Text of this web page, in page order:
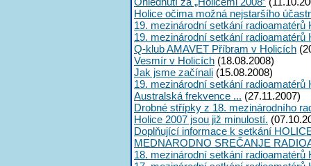
Holice očima možná nejstaršího
19. mezinárodní setkání radioamatérů
19. mezinárodní setkání
Q-klub AMAVET Příbram v Holicích
Vesmír v Holicích (18.08.2008)
Jak jsme začínali (15.08.2008)
19. mezinárodní setkání
Australská frekvence ... (27.11.2007)
Drobné střípky z 18. mezinárodního
Holice 2007 jsou již minulostí.
Doplňující informace k setkání
MEDNARODNO SREČANJE
18. mezinárodní setkání radioamatérů